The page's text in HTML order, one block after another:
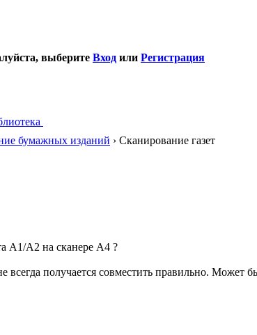
выберите Вход или Регистрация
бумажных изданий › Сканирование газет
А1/А2 на сканере А4 ?
всегда получается совместить правильно. Может